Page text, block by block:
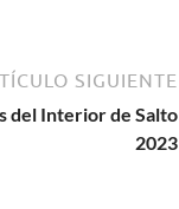
SIGUIENTE
del Interior de Salto
2023